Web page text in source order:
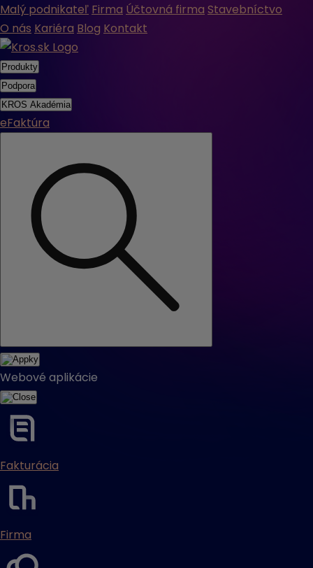
Malý podnikateľ Firma Účtovná firma Stavebníctvo
O nás Kariéra Blog Kontakt
Produkty
Podpora
KROS Akadémia
eFaktúra
Webové aplikácie
Fakturácia
Firma